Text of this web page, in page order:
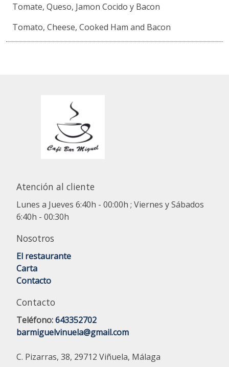
Tomate, Queso, Jamon Cocido y Bacon
Tomato, Cheese, Cooked Ham and Bacon
Atención al cliente
Lunes a Jueves 6:40h - 00:00h ; Viernes y Sábados
6:40h - 00:30h
Nosotros
El restaurante
Carta
Contacto
Contacto
Teléfono:643352702
barmiguelvinuela@gmail.com
C. Pizarras, 38, 29712 Viñuela, Málaga